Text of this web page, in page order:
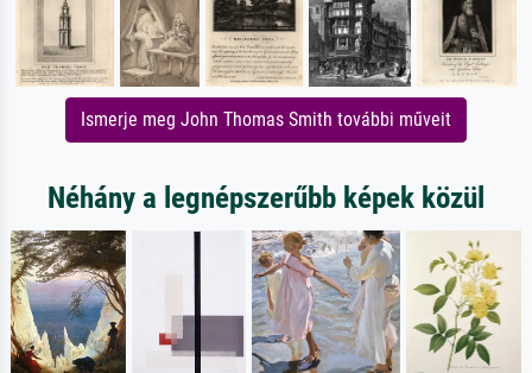
Ismerje meg John Thomas Smith további műveit
Néhány a legnépszerűbb képek közül